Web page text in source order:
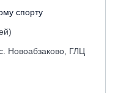
спорту
Новоабзаково, ГЛЦ